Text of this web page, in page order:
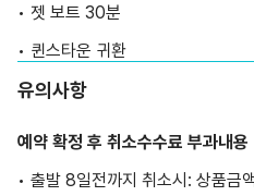
• 젯 보트 30분
• 퀸스타운 귀환
유의사항
예약 확정 후 취소수수료 부과내용
• 출발 8일전까지 취소시: 상품금